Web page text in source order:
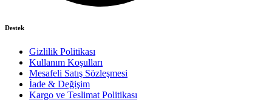
Destek
Gizlilik Politikası
Kullanım Koşulları
Mesafeli Satış Sözleşmesi
İade & Değişim
Kargo ve Teslimat Politikası